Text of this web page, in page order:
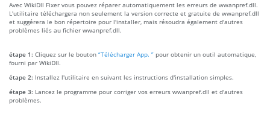
Avec WikiDll Fixer vous pouvez réparer automatiquement les erreurs de wwanpref.dll.
L'utilitaire téléchargera non seulement la version correcte et gratuite de wwanpref.dll
et suggérera le bon répertoire pour l'installer, mais résoudra également d'autres
problèmes liés au fichier wwanpref.dll.
étape 1: Cliquez sur le bouton “Télécharger App. ” pour obtenir un outil automatique,
fourni par WikiDll.
étape 2: Installez l'utilitaire en suivant les instructions d'installation simples.
étape 3: Lancez le programme pour corriger vos erreurs wwanpref.dll et d'autres
problèmes.